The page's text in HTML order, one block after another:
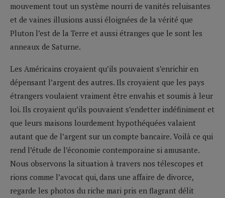
mouvement tout un système nourri de vanités reluisantes
et de vaines illusions aussi éloignées de la vérité que
Pluton l’est de la Terre et aussi étranges que le sont les
anneaux de Saturne.
Les Américains croyaient qu’ils pouvaient s’enrichir en
dépensant l’argent des autres. Ils croyaient que les pays
étrangers voulaient vraiment être envahis et soumis à leur
loi. Ils croyaient qu’ils pouvaient s’endetter indéfiniment et
que leurs maisons lourdement hypothéquées valaient
autant que de l’argent sur un compte bancaire. Voilà ce qui
rend l’étude de l’économie contemporaine si amusante.
Nous observons la situation à travers nos télescopes et
rions comme l’avocat qui, dans une affaire de divorce,
regarde les photos du riche mari pris en flagrant délit